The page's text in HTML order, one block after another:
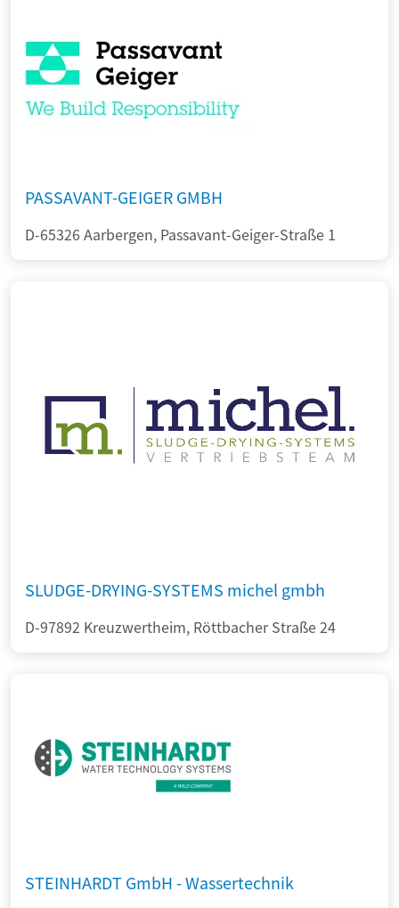
PASSAVANT-GEIGER GMBH
D-65326 Aarbergen, Passavant-Geiger-Straße 1
SLUDGE-DRYING-SYSTEMS michel gmbh
D-97892 Kreuzwertheim, Röttbacher Straße 24
STEINHARDT GmbH - Wassertechnik